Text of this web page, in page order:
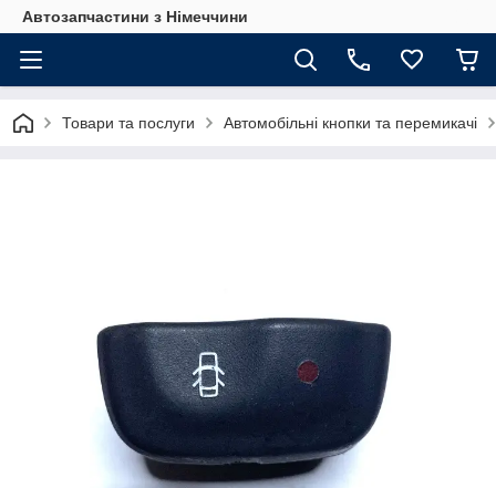
Автозапчастини з Німеччини
Товари та послуги Автомобільні кнопки та перемикачі